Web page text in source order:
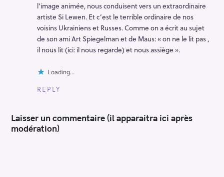
l’image animée, nous conduisent vers un extraordinaire
artiste Si Lewen. Et c’est le terrible ordinaire de nos
voisins Ukrainiens et Russes. Comme on a écrit au sujet
de son ami Art Spiegelman et de Maus: « on ne le lit pas ,
il nous lit (ici: il nous regarde) et nous assiège ».
Loading...
REPLY
Laisser un commentaire (il apparaitra ici après
modération)